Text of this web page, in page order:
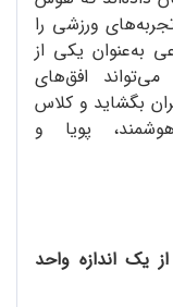
ورزشی را
به‌عنوان یکی از
افق‌های
بگشاید و کلاس
پویا و
یک اندازه واحد